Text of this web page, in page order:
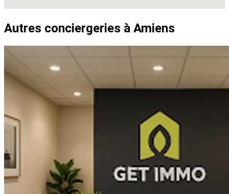
Autres conciergeries à Amiens